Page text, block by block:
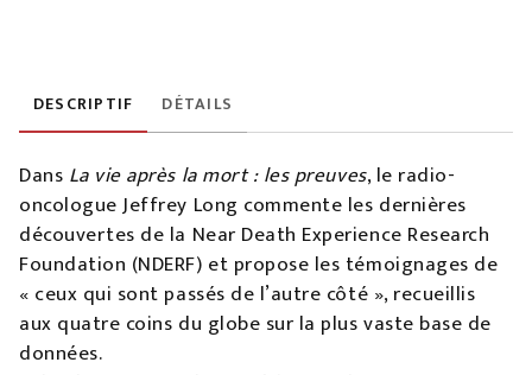
DESCRIPTIF DÉTAILS
Dans La vie après la mort : les preuves, le radio-
oncologue Jeffrey Long commente les dernières
découvertes de la Near Death Experience Research
Foundation (NDERF) et propose les témoignages de
« ceux qui sont passés de l’autre côté », recueillis
aux quatre coins du globe sur la plus vaste base de
données.